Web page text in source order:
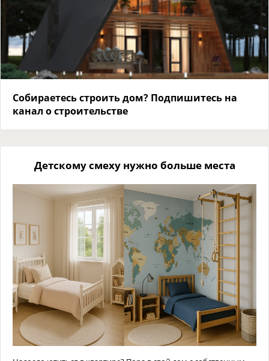
Собираетесь строить дом? Подпишитесь на
канал о строительстве
Детскому смеху нужно больше места